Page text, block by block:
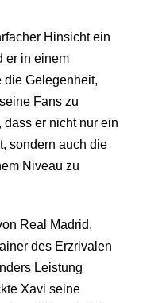
Hinsicht ein
er in einem
die Gelegenheit,
Fans zu
er nicht nur ein
sondern auch die
Niveau zu
Real Madrid,
des Erzrivalen
Leistung
Xavi seine